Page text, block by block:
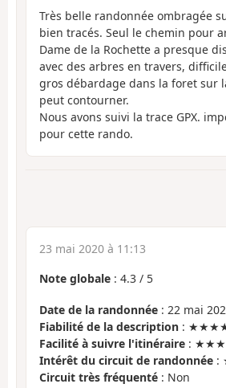
Très belle randonnée ombragée
bien tracés. Seul le chemin pour
Dame de la Rochette a presque
avec des arbres en travers,
gros débardage dans la foret sur
peut contourner.
Nous avons suivi la trace GPX.
pour cette rando.
23 mai 2020 à 11:13
Note globale : 4.3 / 5
Date de la randonnée : 22 mai
Fiabilité de la description :
Facilité à suivre l'itinéraire :
Intérêt du circuit de randonnée :
Circuit très fréquenté : Non